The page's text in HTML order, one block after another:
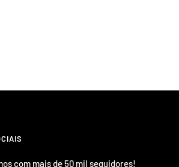
com mais de 50 mil seguidores!